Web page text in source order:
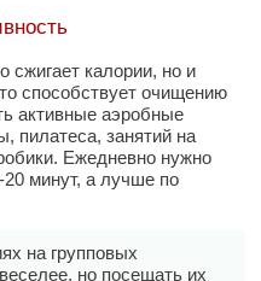
сжигает калории, но и
способствует очищению
активные аэробные
пилатеса, занятий на
Ежедневно нужно
минут, а лучше по
на групповых
но посещать их